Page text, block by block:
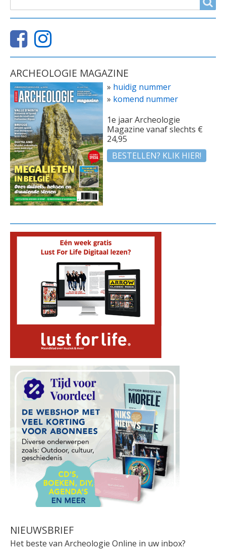
ARCHEOLOGIE MAGAZINE
» huidig nummer
» komend nummer
1e jaar Archeologie
Magazine vanaf slechts €
24,95
BESTELLEN? KLIK HIER!
NIEUWSBRIEF
Het beste van Archeologie Online in uw inbox?